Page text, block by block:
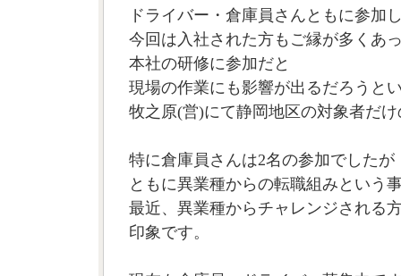
ドライバー・倉庫員さんともに参加
今回は入社された方もご縁が多くあ
本社の研修に参加だと
現場の作業にも影響が出るだろうと
牧之原(営)にて静岡地区の対象者だ
特に倉庫員さんは2名の参加でしたが
ともに異業種からの転職組みという
最近、異業種からチャレンジされる
印象です。